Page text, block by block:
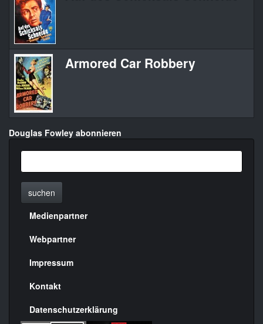
Armored Car Robbery
Douglas Fowley abonnieren
suchen
Menülinks
rechte
Seite
Medienpartner
Webpartner
Impressum
Kontakt
Datenschutzerklärung